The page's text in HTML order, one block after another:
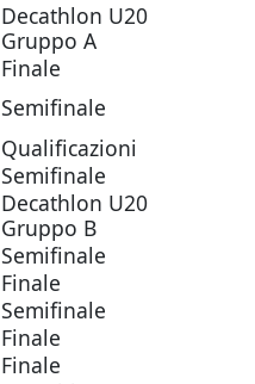
Decathlon U20
Gruppo A
Finale
Semifinale
Qualificazioni
Semifinale
Decathlon U20
Gruppo B
Semifinale
Finale
Semifinale
Finale
Finale